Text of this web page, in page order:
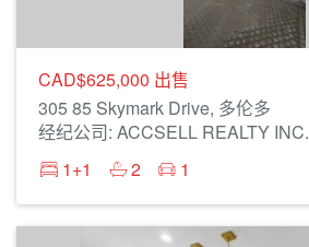
CAD$625,000 出售
305 85 Skymark Drive, 多伦多
经纪公司: ACCSELL REALTY INC.
1+1
2 1